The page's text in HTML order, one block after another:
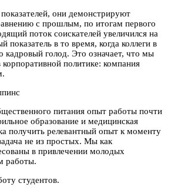
они демонстрируют
с прошлым, по итогам первого
поток соискателей увеличился на
показатель в то время, когда коллеги в
кадровый голод. Это означает, что мы
политике: компания
питания опыт работы почти
образование и медицинская
получить релевантный опыт к моменту
не из простых. Мы как
в привлечении молодых
работы.
студентов.